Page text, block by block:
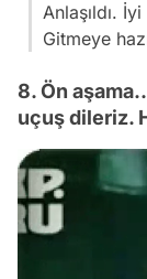
Anlaşıldı.
Gitmeye
8. Ön
uçuş dileriz.